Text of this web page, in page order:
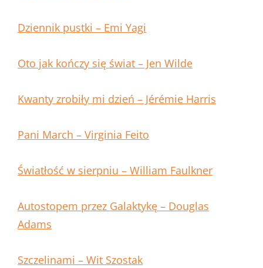
Dziennik pustki – Emi Yagi
Oto jak kończy się świat – Jen Wilde
Kwanty zrobiły mi dzień – Jérémie Harris
Pani March – Virginia Feito
Światłość w sierpniu – William Faulkner
Autostopem przez Galaktykę – Douglas
Adams
Szczelinami – Wit Szostak